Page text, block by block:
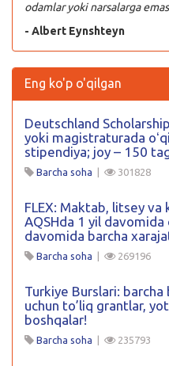
odamlar yoki narsalarga emas
- Albert Eynshteyn
Eng ko'p o'qilgan
Deutschland
yoki magistraturada
stipendiya; joy – 150
Barcha soha | 301828
FLEX: Maktab, litsey va
AQSHda 1 yil davomida
davomida barcha
Barcha soha | 269196
Turkiye Burslari:
uchun to’liq grantlar,
boshqalar!
Barcha soha | 235793